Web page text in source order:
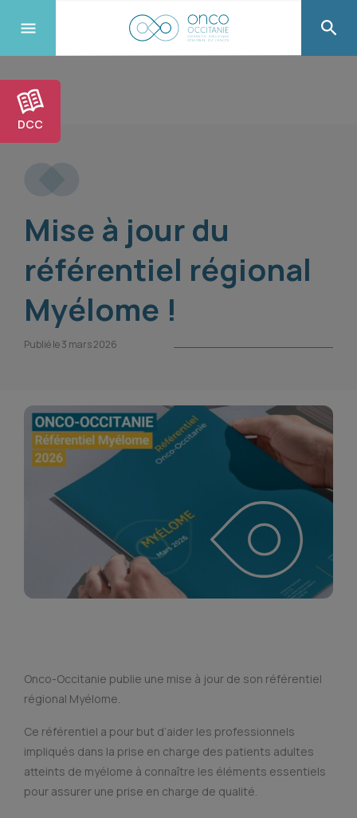
DCC
Mise à jour du
référentiel régional
Myélome !
Publié le 3 mars 2026
Onco-Occitanie publie une mise à jour de son référentiel
régional Myélome.
Ce référentiel a pour but d’aider les professionnels
impliqués dans la prise en charge des patients adultes
atteints de myélome à connaître les éléments essentiels
pour assurer une prise en charge de qualité.